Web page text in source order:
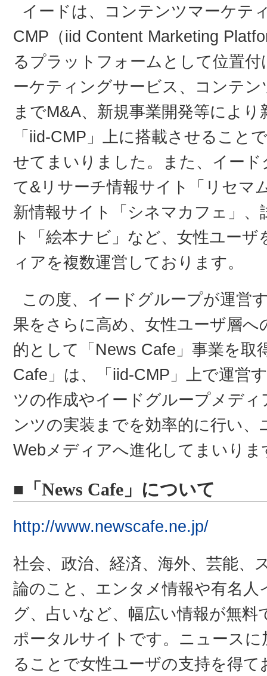
イードは、コンテンツマーケテ
CMP（iid Content Marketing
るプラットフォームとして位置
ーケティングサービス、コンテ
までM&A、新規事業開発等によ
「iid-CMP」上に搭載させること
せてまいりました。また、イー
て&リサーチ情報サイト「リセマ
新情報サイト「シネマカフェ」
ト「絵本ナビ」など、女性ユー
ィアを複数運営しております。
この度、イードグループが運営
果をさらに高め、女性ユーザ層
的として「News Cafe」事業を取
Cafe」は、「iid-CMP」上で運営
ツの作成やイードグループメデ
ンツの実装までを効率的に行い
Webメディアへ進化してまいりま
■「News Cafe」について
http://www.newscafe.ne.jp/
社会、政治、経済、海外、芸能、
論のこと、エンタメ情報や有名
グ、占いなど、幅広い情報が無
ポータルサイトです。ニュース
ることで⼥性ユーザの⽀持を得